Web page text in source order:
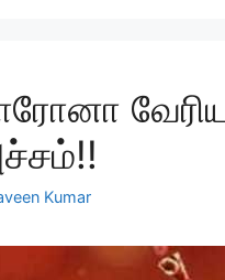
Kumar